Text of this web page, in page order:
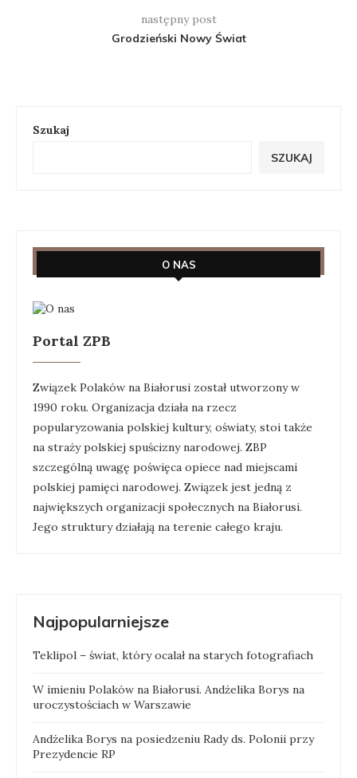
następny post
Grodzieński Nowy Świat
Szukaj
SZUKAJ
O NAS
Portal ZPB
Związek Polaków na Białorusi został utworzony w
1990 roku. Organizacja działa na rzecz
popularyzowania polskiej kultury, oświaty, stoi także
na straży polskiej spuścizny narodowej. ZBP
szczególną uwagę poświęca opiece nad miejscami
polskiej pamięci narodowej. Związek jest jedną z
największych organizacji społecznych na Białorusi.
Jego struktury działają na terenie całego kraju.
Najpopularniejsze
Teklipol – świat, który ocalał na starych fotografiach
W imieniu Polaków na Białorusi. Andżelika Borys na
uroczystościach w Warszawie
Andżelika Borys na posiedzeniu Rady ds. Polonii przy
Prezydencie RP